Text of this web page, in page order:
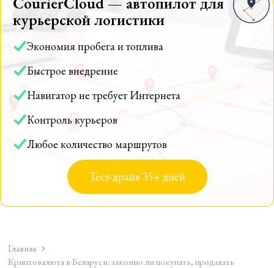
курьерской логистики
Экономия пробега и топлива
Быстрое внедрение
Навигатор не требует Интернета
Контроль курьеров
Любое количество маршрутов
Тест-драйв 35+ дней
Главная
Криптовалюта в Беларуси: законно ли покупать, продавать